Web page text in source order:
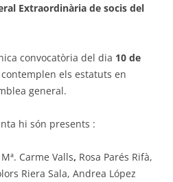
Extraordinària de socis del
convocatòria del dia 10 de
els estatuts en
general.
hi són presents :
Mª. Carme Valls, Rosa Parés Rifà,
Riera Sala, Andrea Ló­pez